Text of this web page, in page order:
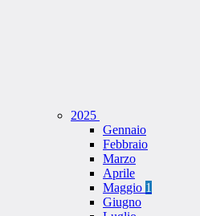
2025
Gennaio
Febbraio
Marzo
Aprile
Maggio 1
Giugno